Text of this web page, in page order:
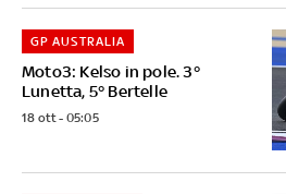
Moto3: Kelso in pole. 3°
Lunetta, 5° Bertelle
GP AUSTRALIA
18 ott - 05:05